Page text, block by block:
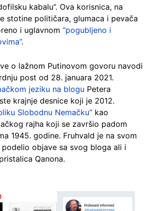
kabalu”. Ova korisnica, na
stotine političara, glumaca i pevača
i uglavnom “pogubljeno i
.
o lažnom Putinovom govoru navodi
post od 28. januara 2021.
jeziku na blogu Petera
krajnje desnice koji je 2012.
Slobodnu Nemačku” kao
rajha koji se završio padom
1945. godine. Fruhvald je na svom
podelio objave sa svog bloga ali i
Qanona.